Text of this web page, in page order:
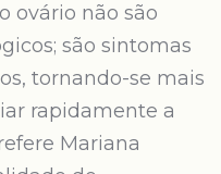
ovário não são
são sintomas
tornando-se mais
rapidamente a
Mariana